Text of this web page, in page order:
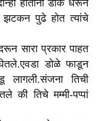
हातांनी डोक धरून
झटकन पुढे होत त्यांचे
सारा प्रकार पाहत
डोळे फाडून
लागली.संजना तिची
की तिचे मम्मी-पप्पां